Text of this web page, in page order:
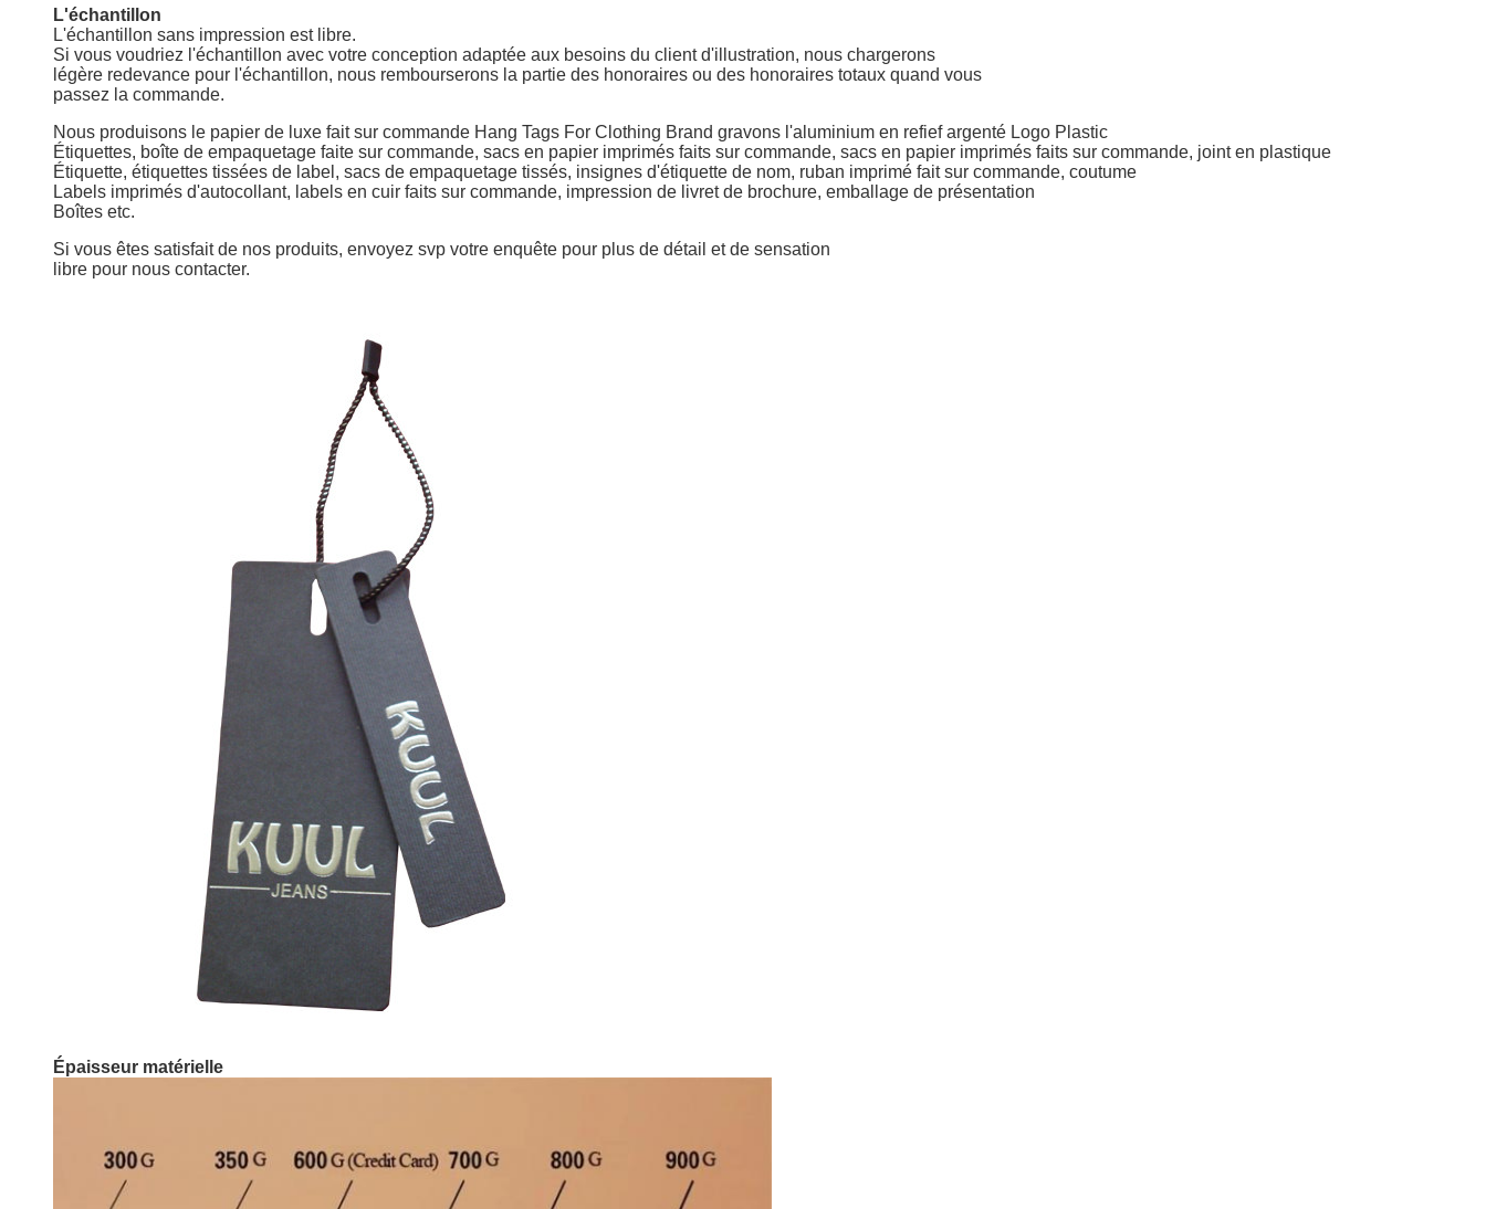
L'échantillon
L'échantillon sans impression est libre.
Si vous voudriez l'échantillon avec votre conception adaptée aux besoins du client d'illustration, nous chargerons
légère redevance pour l'échantillon, nous rembourserons la partie des honoraires ou des honoraires totaux quand vous
passez la commande.
Nous produisons le papier de luxe fait sur commande Hang Tags For Clothing Brand gravons l'aluminium en refief argenté Logo Plastic
Étiquettes, boîte de empaquetage faite sur commande, sacs en papier imprimés faits sur commande, sacs en papier imprimés faits sur commande, jointen plastique
Étiquette, étiquettes tissées de label, sacs de empaquetage tissés, insignes d'étiquette de nom, ruban imprimé fait sur commande, coutume
Labels imprimés d'autocollant, labels en cuir faits sur commande, impression de livretde brochure, emballage de présentation
Boîtes etc.
Si vous êtes satisfait de nos produits, envoyez svp votre enquête pour plus de détail et de sensation
libre pour nous contacter.
Épaisseur matérielle